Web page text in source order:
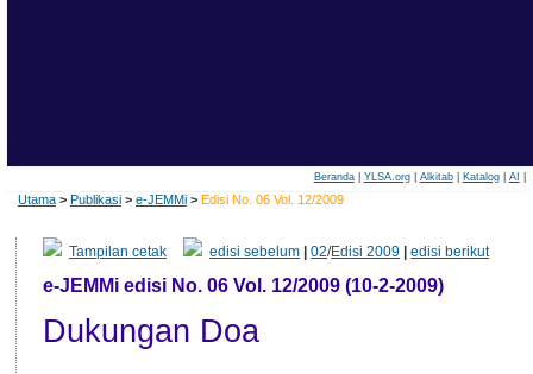
Beranda| YLSA.org| Alkitab| Katalog| AI
Utama > Publikasi > e-JEMMi > Edisi No. 06 Vol. 12/2009
Tampilan cetak edisi sebelum |02/Edisi 2009 |edisi berikut
e-JEMMi edisi No. 06 Vol. 12/2009 (10-2-2009)
Dukungan Doa